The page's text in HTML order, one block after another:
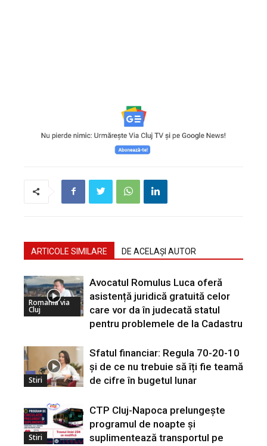
ARTICOLE SIMILARE DE ACELAȘI AUTOR
Romania via
Cluj
Avocatul Romulus Luca oferă
asistență juridică gratuită celor
care vor da în judecată statul
pentru problemele de la Cadastru
Stiri
Sfatul financiar: Regula 70-20-10
și de ce nu trebuie să îți fie teamă
de cifre în bugetul lunar
Stiri
CTP Cluj-Napoca prelungește
programul de noapte și
suplimentează transportul pe